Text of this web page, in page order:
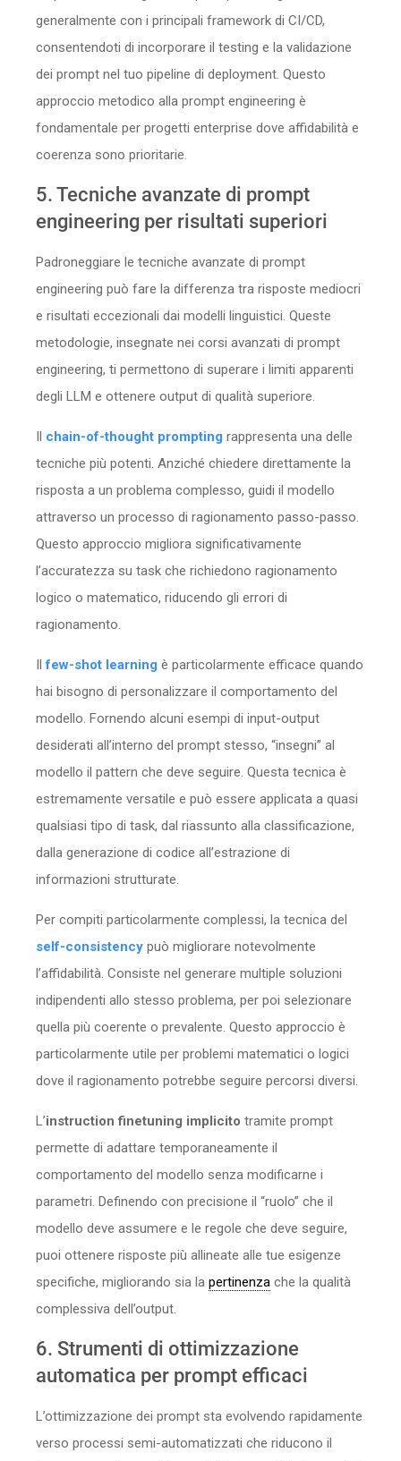
generalmente con i principali framework di CI/CD,
consentendoti di incorporare il testing e la validazione
dei prompt nel tuo pipeline di deployment. Questo
approccio metodico alla prompt engineering è
fondamentale per progetti enterprise dove affidabilità e
coerenza sono prioritarie.
5. Tecniche avanzate di prompt
engineering per risultati superiori
Padroneggiare le tecniche avanzate di prompt
engineering può fare la differenza tra risposte mediocri
e risultati eccezionali dai modelli linguistici. Queste
metodologie, insegnate nei corsi avanzati di prompt
engineering, ti permettono di superare i limiti apparenti
degli LLM e ottenere output di qualità superiore.
Il chain-of-thought prompting rappresenta una delle
tecniche più potenti. Anziché chiedere direttamente la
risposta a un problema complesso, guidi il modello
attraverso un processo di ragionamento passo-passo.
Questo approccio migliora significativamente
l’accuratezza su task che richiedono ragionamento
logico o matematico, riducendo gli errori di
ragionamento.
Ilfew-shot learning è particolarmente efficace quando
hai bisogno di personalizzare il comportamento del
modello. Fornendo alcuni esempi di input-output
desiderati all’interno del prompt stesso, “insegni” al
modello il pattern che deve seguire. Questa tecnica è
estremamente versatile e può essere applicata a quasi
qualsiasi tipo di task, dal riassunto alla classificazione,
dalla generazione di codice all’estrazione di
informazioni strutturate.
Per compiti particolarmente complessi, la tecnica del
self-consistency può migliorare notevolmente
l’affidabilità. Consiste nel generare multiple soluzioni
indipendenti allo stesso problema, per poi selezionare
quella più coerente o prevalente. Questo approccio è
particolarmente utile per problemi matematici o logici
dove il ragionamento potrebbe seguire percorsi diversi.
L’instruction finetuning implicito tramite prompt
permette di adattare temporaneamente il
comportamento del modello senza modificarne i
parametri. Definendo con precisione il “ruolo” che il
modello deve assumere e le regole che deve seguire,
puoi ottenere risposte più allineate alle tue esigenze
specifiche, migliorando sia la pertinenza che la qualità
complessiva dell’output.
6. Strumenti di ottimizzazione
automatica per prompt efficaci
L’ottimizzazione dei prompt sta evolvendo rapidamente
verso processi semi-automatizzati che riducono il